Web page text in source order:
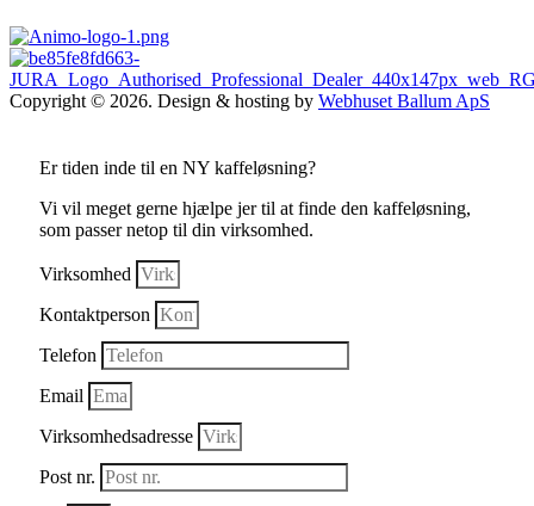
Copyright © 2026. Design & hosting by Webhuset Ballum ApS
Er tiden inde til en NY kaffeløsning?
Vi vil meget gerne hjælpe jer til at finde den kaffeløsning,
som passer netop til din virksomhed.
Virksomhed
Kontaktperson
Telefon
Email
Virksomhedsadresse
Post nr.